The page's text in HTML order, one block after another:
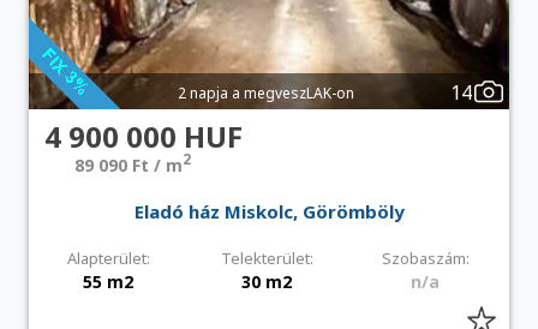
2 napja a megveszLAK-on 14
4 900 000 HUF
89 090 Ft / m2
Eladó ház Miskolc, Görömböly
Alapterület: Telekterület: Szobaszám:
55 m2 30 m2 n/a